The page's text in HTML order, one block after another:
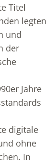
Titel
legten
und
der
Jahre
digitale
ohne
In